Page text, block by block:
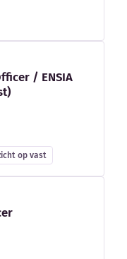
/ ENSIA
op vast